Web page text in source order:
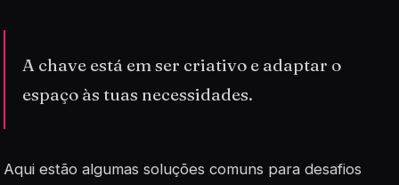
A chave está em ser criativo e adaptar o
espaço às tuas necessidades.
Aqui estão algumas soluções comuns para desafios